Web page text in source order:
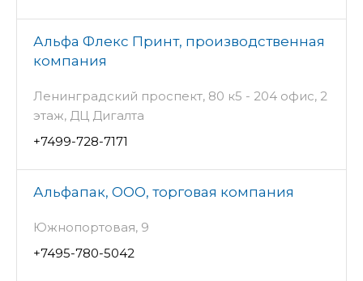
Альфа Флекс Принт, производственная
компания
Ленинградский проспект, 80 к5 - 204 офис, 2
этаж, ДЦ Дигалта
+7499-728-7171
Альфапак, ООО, торговая компания
Южнопортовая, 9
+7495-780-5042